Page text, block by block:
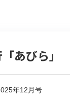
あびら」
年12月号